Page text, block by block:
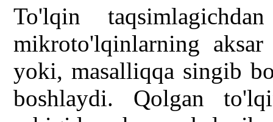
To'lqin
mikroto'lqinlarning
yoki, masalliqqa singib
boshlaydi. Qolgan